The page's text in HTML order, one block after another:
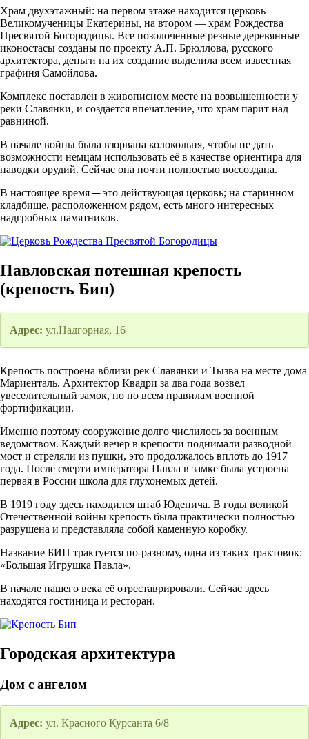
Храм двухэтажный: на первом этаже находится церковь
Великомученицы Екатерины, на втором — храм Рождества
Пресвятой Богородицы. Все позолоченные резные деревянные
иконостасы созданы по проекту А.П. Брюллова, русского
архитектора, деньги на их создание выделила всем известная
графиня Самойлова.
Комплекс поставлен в живописном месте на возвышенности у
реки Славянки, и создается впечатление, что храм парит над
равниной.
В начале войны была взорвана колокольня, чтобы не дать
возможности немцам использовать её в качестве ориентира для
наводки орудий. Сейчас она почти полностью воссоздана.
В настоящее время ─ это действующая церковь; на старинном
кладбище, расположенном рядом, есть много интересных
надгробных памятников.
Павловская потешная крепость
(крепость Бип)
Адрес: ул.Надгорная, 16
Крепость построена вблизи рек Славянки и Тызва на месте дома
Мариенталь. Архитектор Квадри за два года возвел
увеселительный замок, но по всем правилам военной
фортификации.
Именно поэтому сооружение долго числилось за военным
ведомством. Каждый вечер в крепости поднимали разводной
мост и стреляли из пушки, это продолжалось вплоть до 1917
года. После смерти императора Павла в замке была устроена
первая в России школа для глухонемых детей.
В 1919 году здесь находился штаб Юденича. В годы великой
Отечественной войны крепость была практически полностью
разрушена и представляла собой каменную коробку.
Название БИП трактуется по-разному, одна из таких трактовок:
«Большая Игрушка Павла».
В начале нашего века её отреставрировали. Сейчас здесь
находятся гостиница и ресторан.
Городская архитектура
Дом с ангелом
Адрес: ул. Красного Курсанта 6/8